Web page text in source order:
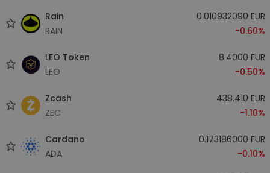
Rain
RAIN
0.010932090 EUR
-0.60%
LEO Token
LEO
8.4000 EUR
-0.50%
Zcash
ZEC
438.410 EUR
-1.10%
Cardano
ADA
0.173186000 EUR
-0.10%